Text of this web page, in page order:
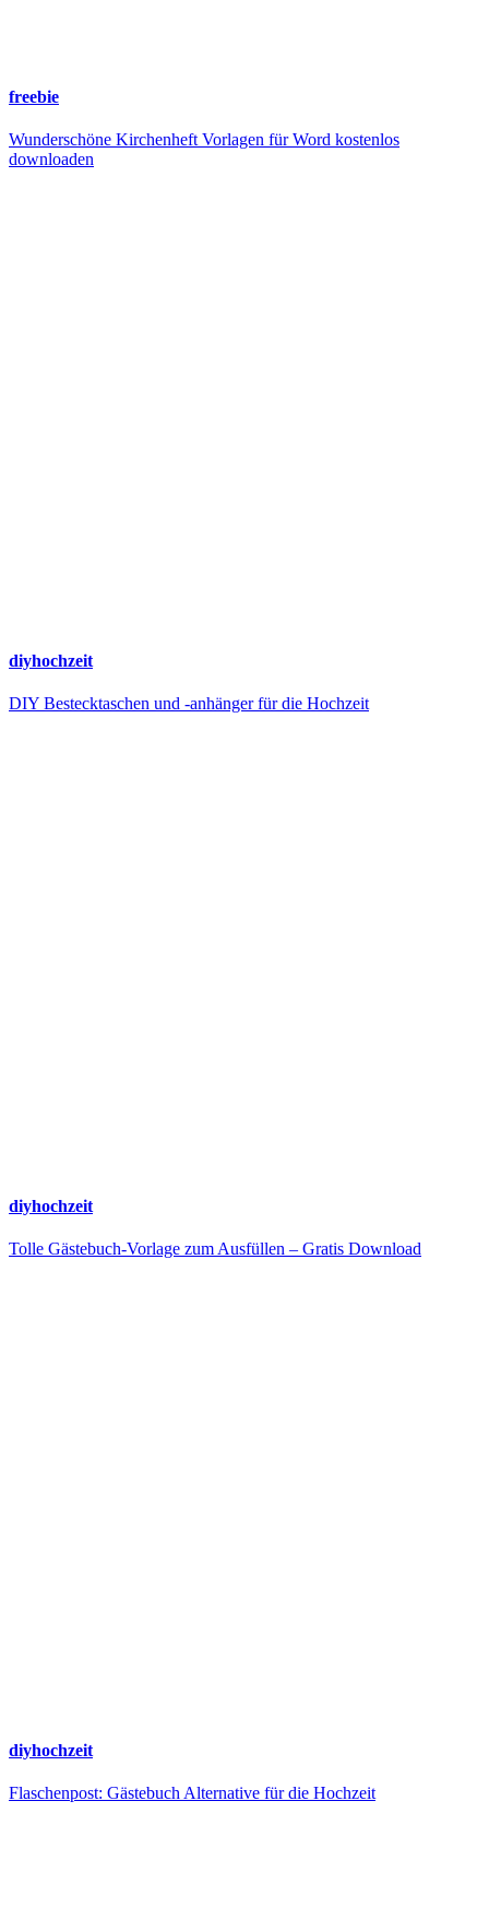
freebie
Wunderschöne Kirchenheft Vorlagen für Word kostenlos
downloaden
diyhochzeit
DIY Bestecktaschen und -anhänger für die Hochzeit
diyhochzeit
Tolle Gästebuch-Vorlage zum Ausfüllen – Gratis Download
diyhochzeit
Flaschenpost: Gästebuch Alternative für die Hochzeit